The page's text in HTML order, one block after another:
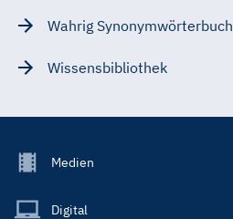
Wahrig Synonymwörterbuch
Wissensbibliothek
Footer
Main
Medien
Digital